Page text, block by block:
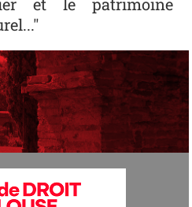
et le patrimoine